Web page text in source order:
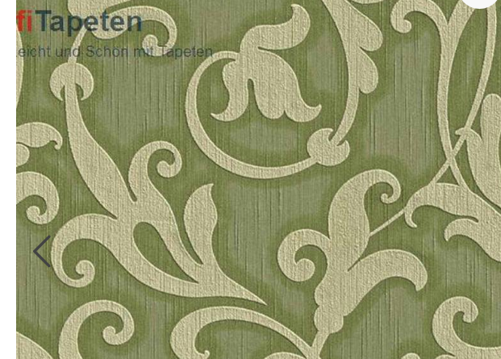
Kollektionsbücher
Digitale
Kollektionsbücher
Bordüren Zubehör